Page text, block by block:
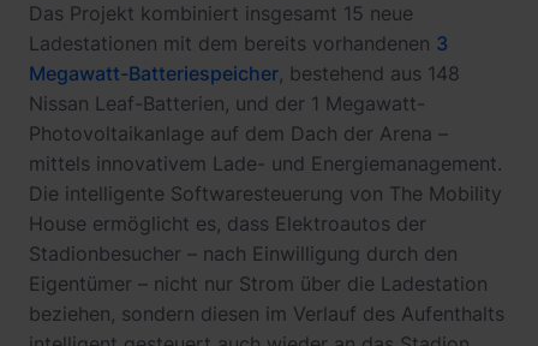
Das Projekt kombiniert insgesamt 15 neue
Ladestationen mit dem bereits vorhandenen 3
Megawatt-Batteriespeicher, bestehend aus 148
Nissan Leaf-Batterien, und der 1 Megawatt-
Photovoltaikanlage auf dem Dach der Arena –
mittels innovativem Lade- und Energiemanagement.
Die intelligente Softwaresteuerung von The Mobility
House ermöglicht es, dass Elektroautos der
Stadionbesucher – nach Einwilligung durch den
Eigentümer – nicht nur Strom über die Ladestation
beziehen, sondern diesen im Verlauf des Aufenthalts